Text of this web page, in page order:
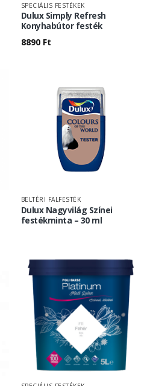
SPECIÁLIS FESTÉKEK
Dulux Simply Refresh
Konyhabútor festék
8890 Ft
BELTÉRI FALFESTÉK
Dulux Nagyvilág Színei
festékminta – 30 ml